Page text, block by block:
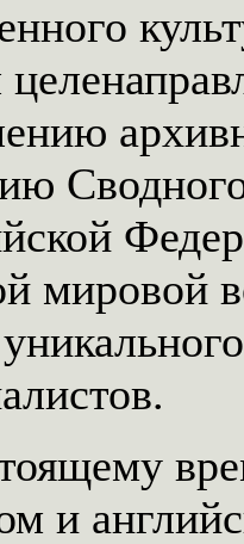
мировой
и